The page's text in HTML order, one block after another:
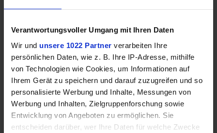
Verantwortungsvoller Umgang mit Ihren Daten
Wir und unsere 1022 Partner verarbeiten Ihre
persönlichen Daten, wie z. B. Ihre IP-Adresse, mithilfe
von Technologien wie Cookies, um Informationen auf
Ihrem Gerät zu speichern und darauf zuzugreifen und so
personalisierte Werbung und Inhalte, Messungen von
Werbung und Inhalten, Zielgruppenforschung sowie
Entwicklung von Angeboten zu ermöglichen. Sie
entscheiden darüber, wer Ihre Daten für welche Zwecke
ATTACK SHARK X8PLUS (5 Tasten, PixArt PAW 3395 PRO,
700IPS, 500mAh Akku, Huano 100M Switches, 55g)